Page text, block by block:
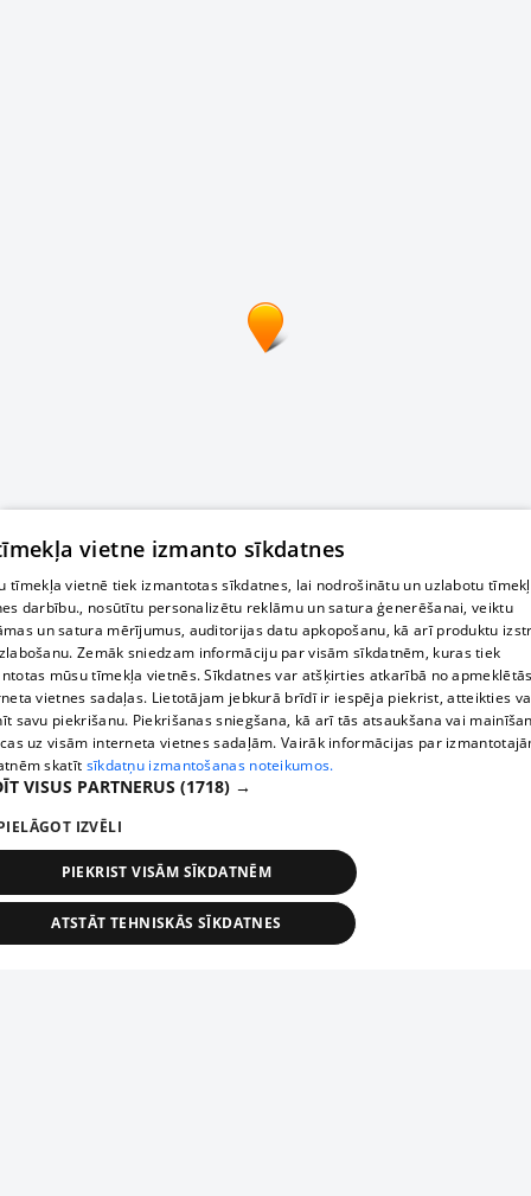
vietne izmanto sīkdatnes
tīmekļa vietnē tiek izmantotas sīkdatnes, lai nodrošinātu un uzlabotu
darbību., nosūtītu personalizētu reklāmu un satura ģenerēšanai, veiktu
un satura mērījumus, auditorijas datu apkopošanu, kā arī produktu
Zemāk sniedzam informāciju par visām sīkdatnēm, kuras tiek
mūsu tīmekļa vietnēs. Sīkdatnes var atšķirties atkarībā no
vietnes sadaļas. Lietotājam jebkurā brīdī ir iespēja piekrist, atteikties
savu piekrišanu. Piekrišanas sniegšana, kā arī tās atsaukšana vai
uz visām interneta vietnes sadaļām. Vairāk informācijas par
skatīt sīkdatņu izmantošanas noteikumos.
VISUS PARTNERUS (1718) →
IZVĒLI
PIEKRIST VISĀM SĪKDATNĒM
ATSTĀT TEHNISKĀS SĪKDATNES